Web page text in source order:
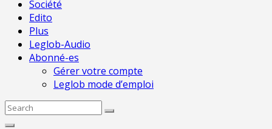
Société
Edito
Plus
Leglob-Audio
Abonné-es
Gérer votre compte
Leglob mode d’emploi
Search